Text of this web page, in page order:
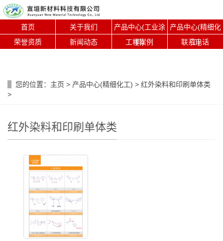
首页 关于我们
产品中心(工业涂
料)
产品中心(精细化
工)
荣誉资质 新闻动态 工程案例 联系电话
您的位置： 主页 > 产品中心(精细化工) > 红外染料和印刷单体类
>
红外染料和印刷单体类